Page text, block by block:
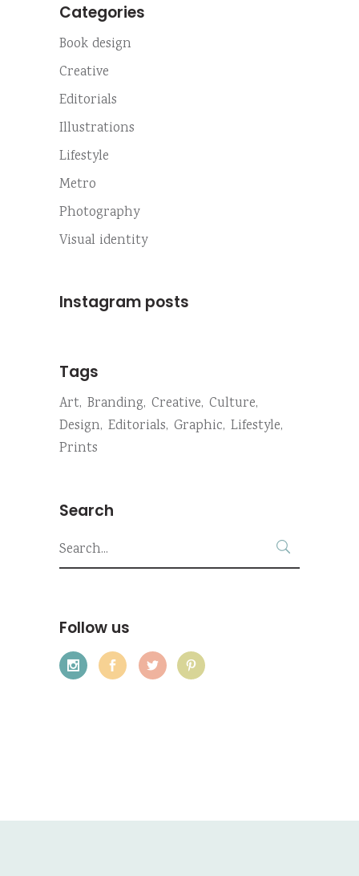
Categories
Book design
Creative
Editorials
Illustrations
Lifestyle
Metro
Photography
Visual identity
Instagram posts
Tags
Art Branding Creative Culture
Design Editorials Graphic Lifestyle
Prints
Search
Search
for:
Follow us